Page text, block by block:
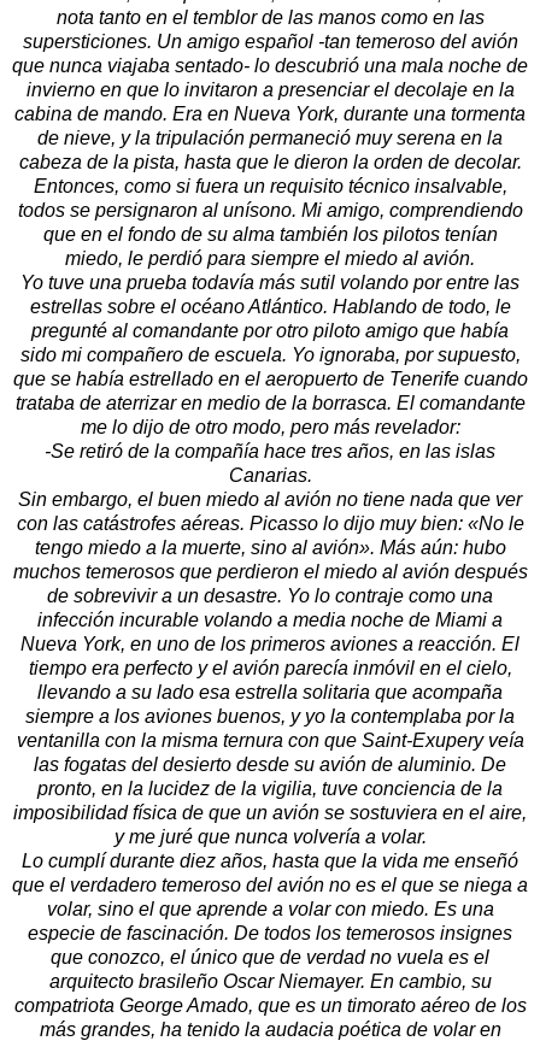
nota tanto en el temblor de las manos como en las
supersticiones. Un amigo español -tan temeroso del avión
que nunca viajaba sentado- lo descubrió una mala noche de
invierno en que lo invitaron a presenciar el decolaje en la
cabina de mando. Era en Nueva York, durante una tormenta
de nieve, y la tripulación permaneció muy serena en la
cabeza de la pista, hasta que le dieron la orden de decolar.
Entonces, como si fuera un requisito técnico insalvable,
todos se persignaron al unísono. Mi amigo, comprendiendo
que en el fondo de su alma también los pilotos tenían
miedo, le perdió para siempre el miedo al avión.
Yo tuve una prueba todavía más sutil volando por entre las
estrellas sobre el océano Atlántico. Hablando de todo, le
pregunté al comandante por otro piloto amigo que había
sido mi compañero de escuela. Yo ignoraba, por supuesto,
que se había estrellado en el aeropuerto de Tenerife cuando
trataba de aterrizar en medio de la borrasca. El comandante
me lo dijo de otro modo, pero más revelador:
-Se retiró de la compañía hace tres años, en las islas
Canarias.
Sin embargo, el buen miedo al avión no tiene nada que ver
con las catástrofes aéreas. Picasso lo dijo muy bien: «No le
tengo miedo a la muerte, sino al avión». Más aún: hubo
muchos temerosos que perdieron el miedo al avión después
de sobrevivir a un desastre. Yo lo contraje como una
infección incurable volando a media noche de Miami a
Nueva York, en uno de los primeros aviones a reacción. El
tiempo era perfecto y el avión parecía inmóvil en el cielo,
llevando a su lado esa estrella solitaria que acompaña
siempre a los aviones buenos, y yo la contemplaba por la
ventanilla con la misma ternura con que Saint-Exupery veía
las fogatas del desierto desde su avión de aluminio. De
pronto, en la lucidez de la vigilia, tuve conciencia de la
imposibilidad física de que un avión se sostuviera en el aire,
y me juré que nunca volvería a volar.
Lo cumplí durante diez años, hasta que la vida me enseñó
que el verdadero temeroso del avión no es el que se niega a
volar, sino el que aprende a volar con miedo. Es una
especie de fascinación. De todos los temerosos insignes
que conozco, el único que de verdad no vuela es el
arquitecto brasileño Oscar Niemayer. En cambio, su
compatriota George Amado, que es un timorato aéreo de los
más grandes, ha tenido la audacia poética de volar en